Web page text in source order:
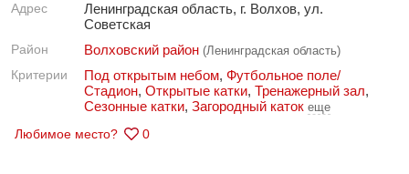
Адрес
Ленинградская область, г. Волхов, ул.
Советская
Район Волховский район (Ленинградская область)
Критерии Под открытым небом, Футбольное поле/
Стадион, Открытые катки, Тренажерный зал,
Сезонные катки, Загородный каток еще
Любимое место? 0